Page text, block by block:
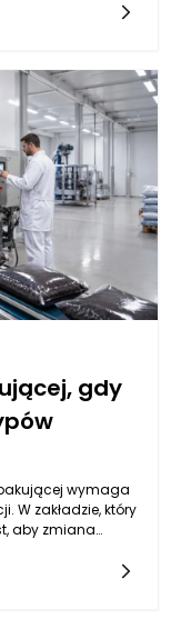
Często przyczyna
sytuacje, w
Dobrze
ogrodowej
poprzez
pracy. Właściwe
krok do
gdy
wymaga
W zakładzie, który
aby zmiana